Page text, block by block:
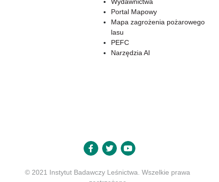
Portal Mapowy
Mapa zagrożenia pożarowego
lasu
PEFC
Narzędzia AI
© 2021 Instytut Badawczy Leśnictwa. Wszelkie prawa